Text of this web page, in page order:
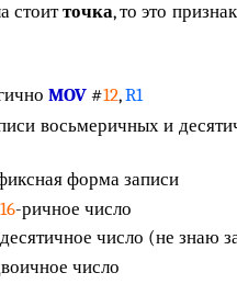
стоитточка, то это
MOV#12,R1
восьмеричных и
форма записи
16-ричное число
число (не знаю
число